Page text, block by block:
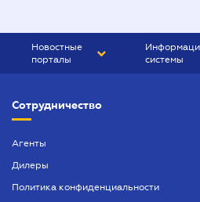
Новостные
порталы
БИЗНЕС
системы
ЮРИСТ
Сотрудничество
Агенты
Дилеры
Политика конфиденциальности